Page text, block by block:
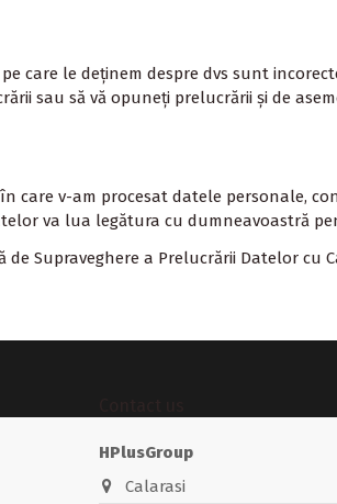
care le deținem despre dvs sunt
sau să vă opuneți prelucrării și de
care v-am procesat datele personale,
va lua legătura cu dumneavoastră
Supraveghere a Prelucrării Datelor cu
HPlusGroup
Calarasi